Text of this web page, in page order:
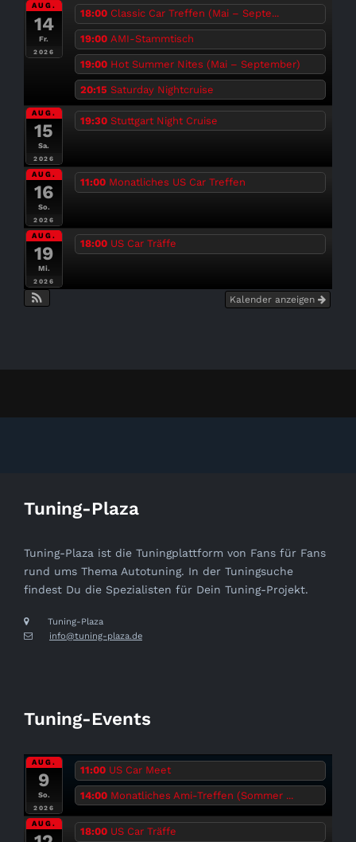
AUG.
14
Fr.
2026
18:00 Classic Car Treffen (Mai – Septe...
19:00 AMI-Stammtisch
19:00 Hot Summer Nites (Mai – September)
20:15 Saturday Nightcruise
AUG.
15
Sa.
2026
19:30 Stuttgart Night Cruise
AUG.
16
So.
2026
11:00 Monatliches US Car Treffen
AUG.
19
Mi.
2026
18:00 US Car Träffe
Kalender anzeigen
Tuning-Plaza
Tuning-Plaza ist die Tuningplattform von Fans für Fans
rund ums Thema Autotuning. In der Tuningsuche
findest Du die Spezialisten für Dein Tuning-Projekt.
Tuning-Plaza
info@tuning-plaza.de
Tuning-Events
AUG.
9
So.
2026
11:00 US Car Meet
14:00 Monatliches Ami-Treffen (Sommer ...
AUG.
18:00 US Car Träffe